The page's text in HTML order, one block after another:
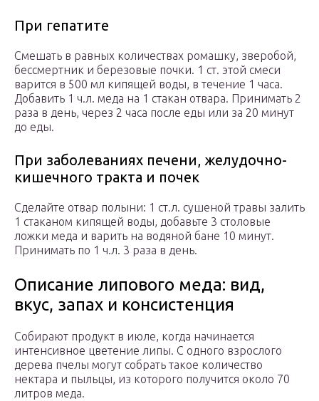
При гепатите
Смешать в равных количествах ромашку, зверобой,
бессмертник и березовые почки. 1 ст. этой смеси
варится в 500 мл кипящей воды, в течение 1 часа.
Добавить 1 ч.л. меда на 1 стакан отвара. Принимать 2
раза в день, через 2 часа после еды или за 20 минут
до еды.
При заболеваниях печени, желудочно-
кишечного тракта и почек
Сделайте отвар полыни: 1 ст.л. сушеной травы залить
1 стаканом кипящей воды, добавьте 3 столовые
ложки меда и варить на водяной бане 10 минут.
Принимать по 1 ч.л. 3 раза в день.
Описание липового меда: вид,
вкус, запах и консистенция
Собирают продукт в июле, когда начинается
интенсивное цветение липы. С одного взрослого
дерева пчелы могут собрать такое количество
нектара и пыльцы, из которого получится около 70
литров меда.